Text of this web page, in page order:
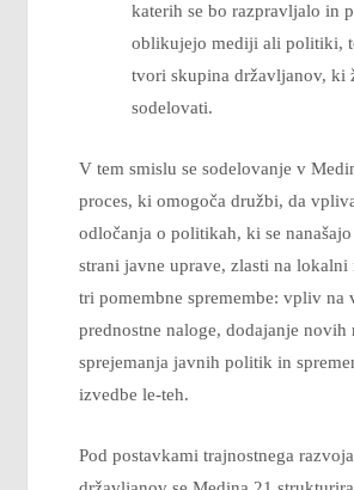
katerih se bo razpravljalo in
oblikujejo mediji ali politiki,
tvori skupina državljanov, ki
sodelovati.
V tem smislu se sodelovanje v
proces, ki omogoča družbi, da
odločanja o politikah, ki se
strani javne uprave, zlasti na lokalni
tri pomembne spremembe: vpliv ​​na
prednostne naloge, dodajanje novih
sprejemanja javnih politik in
izvedbe le-teh.
Pod postavkami trajnostnega